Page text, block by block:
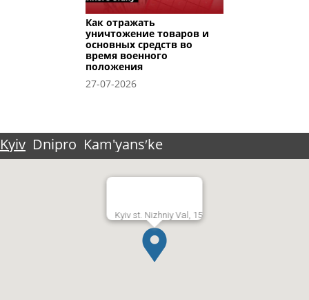
Как отражать
уничтожение товаров и
основных средств во
время военного
положения
27-07-2026
Kyiv Dnipro Kam'yansʹke
Kyiv st. Nizhniy Val, 15